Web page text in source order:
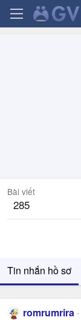
Bài viết
285
Tin nhắn hồ sơ
romrumrira